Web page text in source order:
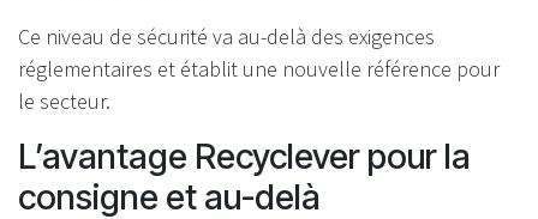
Ce niveau de sécurité va au-delà des exigences
réglementaires et établit une nouvelle référence pour
le secteur.
L’avantage Recyclever pour la
consigne et au-delà